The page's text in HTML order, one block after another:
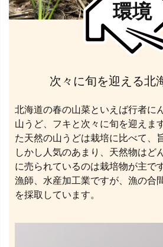
環境
次々に旬を迎える北
北海道の春の山菜といえば行者に
山うど、フキと次々に旬を迎えま
た天然の山うどは栽培に比べて、
しかし人気のあまり、天然物はど
に売られているのは栽培物が主で
漁師、水産加工業ですが、漁の合
を採取しています。